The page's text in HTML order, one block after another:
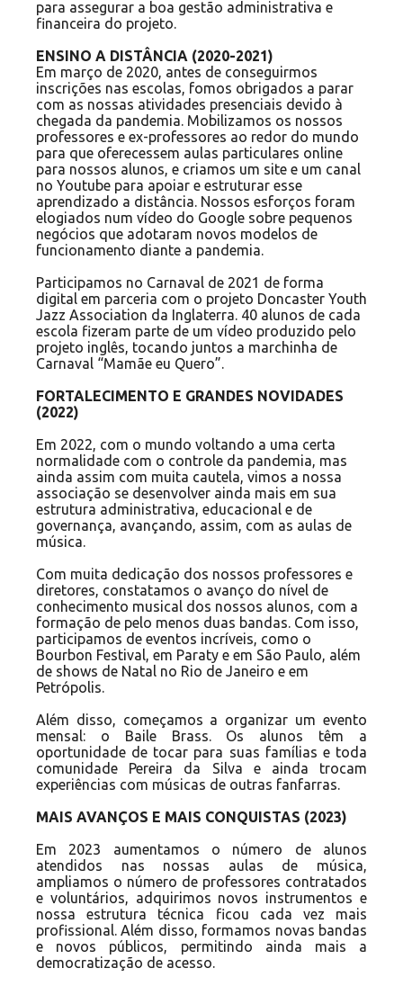
para assegurar a boa gestão administrativa e
financeira do projeto.
ENSINO A DISTÂNCIA (2020-2021)
Em março de 2020, antes de conseguirmos
inscrições nas escolas, fomos obrigados a parar
com as nossas atividades presenciais devido à
chegada da pandemia. Mobilizamos os nossos
professores e ex-professores ao redor do mundo
para que oferecessem aulas particulares online
para nossos alunos, e criamos um site e um canal
no Youtube para apoiar e estruturar esse
aprendizado a distância. Nossos esforços foram
elogiados num vídeo do Google sobre pequenos
negócios que adotaram novos modelos de
funcionamento diante a pandemia.
Participamos no Carnaval de 2021 de forma
digital em parceria com o projeto Doncaster Youth
Jazz Association da Inglaterra. 40 alunos de cada
escola fizeram parte de um vídeo produzido pelo
projeto inglês, tocando juntos a marchinha de
Carnaval “Mamãe eu Quero”.
FORTALECIMENTO E GRANDES NOVIDADES
(2022)
Em 2022, com o mundo voltando a uma certa
normalidade com o controle da pandemia, mas
ainda assim com muita cautela, vimos a nossa
associação se desenvolver ainda mais em sua
estrutura administrativa, educacional e de
governança, avançando, assim, com as aulas de
música.
Com muita dedicação dos nossos professores e
diretores, constatamos o avanço do nível de
conhecimento musical dos nossos alunos, com a
formação de pelo menos duas bandas. Com isso,
participamos de eventos incríveis, como o
Bourbon Festival, em Paraty e em São Paulo, além
de shows de Natal no Rio de Janeiro e em
Petrópolis.
Além disso, começamos a organizar um evento
mensal: o Baile Brass. Os alunos têm a
oportunidade de tocar para suas famílias e toda
comunidade Pereira da Silva e ainda trocam
experiências com músicas de outras fanfarras.
MAIS AVANÇOS E MAIS CONQUISTAS (2023)
Em 2023 aumentamos o número de alunos
atendidos nas nossas aulas de música,
ampliamos o número de professores contratados
e voluntários, adquirimos novos instrumentos e
nossa estrutura técnica ficou cada vez mais
profissional. Além disso, formamos novas bandas
e novos públicos, permitindo ainda mais a
democratização de acesso.